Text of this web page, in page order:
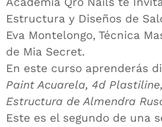
Estructura y Diseños de
Eva Montelongo, Técnica
de Mia Secret.
En este curso aprenderás
Paint Acuarela, 4d
Estructura de Almendra
Este es el segundo de una